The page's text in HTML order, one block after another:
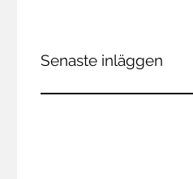
Senaste inläggen